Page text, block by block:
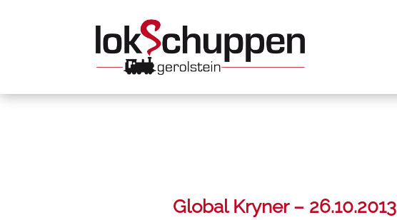
Global Kryner – 26.10.2013